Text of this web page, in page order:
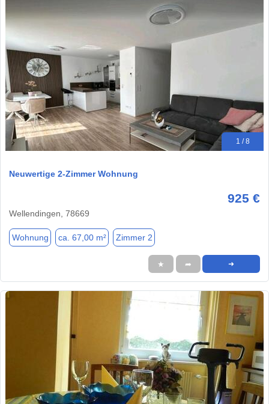
1 / 8
Neuwertige 2-Zimmer Wohnung
925 €
Wellendingen, 78669
Wohnung ca. 67,00 m² Zimmer 2
★ ➦ ➜